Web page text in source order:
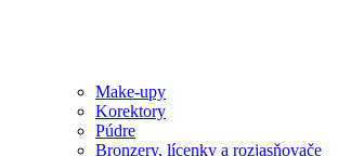
Make-upy
Korektory
Púdre
Bronzery, lícenky a rozjasňovače